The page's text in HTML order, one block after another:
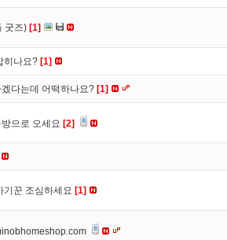
굿즈) [1]
히나요? [1]
다는데 어떡하나요? [1]
으로 오세요 [2]
기꾼 조심하세요 [1]